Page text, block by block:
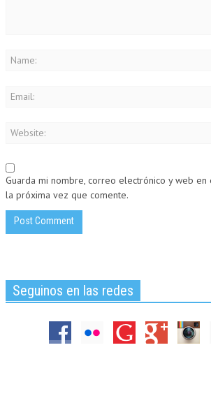
Guarda mi nombre, correo electrónico y web en
la próxima vez que comente.
Seguinos en las redes